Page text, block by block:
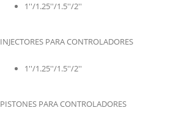
1''/1.25''/1.5''/2''
INJECTORES PARA CONTROLADORES
1''/1.25''/1.5''/2''
PISTONES PARA CONTROLADORES